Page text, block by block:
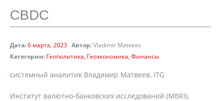
CBDC
Дата:6 марта, 2023 Автор:Vladimir Matveev
Категории: Геополитика Геоэкономика Финансы
системный аналитик Владимир Матвеев, ITG
Институт валютно-банковских исследований (MBRI),